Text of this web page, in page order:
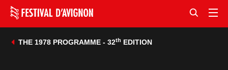
THE 1978 PROGRAMME - 32th EDITION